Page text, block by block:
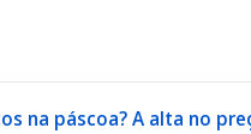
na páscoa? A alta no